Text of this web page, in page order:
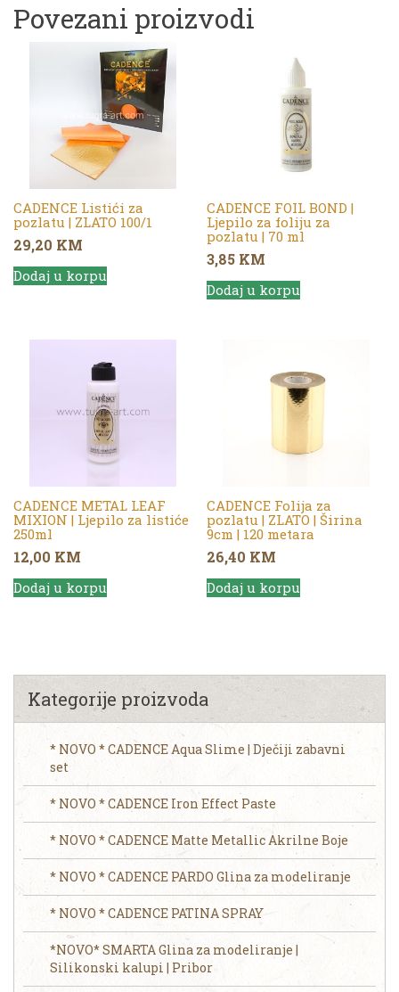
Povezani proizvodi
CADENCE Listići za
pozlatu | ZLATO 100/1
29,20 KM
Dodaj u korpu
CADENCE FOIL BOND |
Ljepilo za foliju za
pozlatu | 70 ml
3,85 KM
Dodaj u korpu
CADENCE METAL LEAF
MIXION | Ljepilo za listiće
250ml
12,00 KM
Dodaj u korpu
CADENCE Folija za
pozlatu | ZLATO | Širina
9cm | 120 metara
26,40 KM
Dodaj u korpu
Kategorije proizvoda
* NOVO * CADENCE Aqua Slime | Dječiji zabavni
set
* NOVO * CADENCE Iron Effect Paste
* NOVO * CADENCE Matte Metallic Akrilne Boje
* NOVO * CADENCE PARDO Glina za modeliranje
* NOVO * CADENCE PATINA SPRAY
*NOVO* SMARTA Glina za modeliranje |
Silikonski kalupi | Pribor